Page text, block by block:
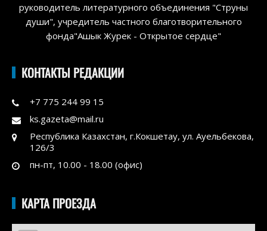
руководитель литературного объединения "Струны
души", учредитель частного благотворительного
фонда"Ашык Журек - Открытое сердце"
КОНТАКТЫ РЕДАКЦИИ
+7 775 244 99 15
ks.gazeta@mail.ru
Республика Казахстан, г.Кокшетау, ул. Ауельбекова,
126/3
пн-пт, 10.00 - 18.00 (офис)
КАРТА ПРОЕЗДА